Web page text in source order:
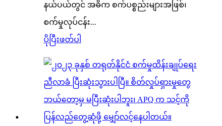
နယ်ပယ်တွင် အဓိက စက်ပစ္စည်းများအဖြစ်၊
စက်မှုလုပ်ငန်း...
ပိုပြီးဖတ်ပါ